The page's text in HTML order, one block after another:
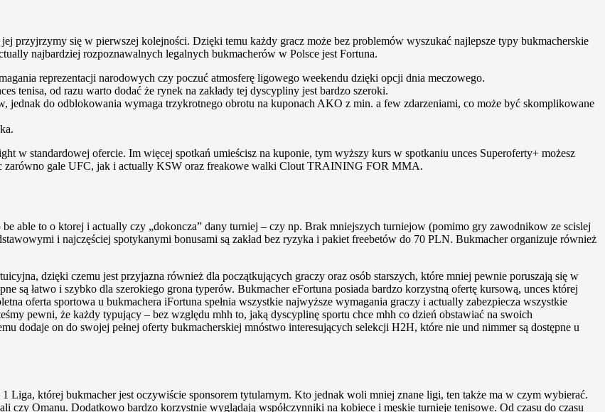
przyjrzymy się w pierwszej kolejności. Dzięki temu każdy gracz może bez problemów wyszukać najlepsze typy bukmacherskie
najbardziej rozpoznawalnych legalnych bukmacherów w Polsce jest Fortuna.
reprezentacji narodowych czy poczuć atmosferę ligowego weekendu dzięki opcji dnia meczowego.
tenisa, od razu warto dodać że rynek na zakłady tej dyscypliny jest bardzo szeroki.
jednak do odblokowania wymaga trzykrotnego obrotu na kuponach AKO z min. a few zdarzeniami, co może być skomplikowane
w standardowej ofercie. Im więcej spotkań umieścisz na kuponie, tym wyższy kurs w spotkaniu unces Superoferty+ możesz
zarówno gale UFC, jak i actually KSW oraz freakowe walki Clout TRAINING FOR MMA.
able to o ktorej i actually czy „dokoncza” dany turniej – czy np. Brak mniejszych turniejow (pomimo gry zawodnikow ze scislej
i najczęściej spotykanymi bonusami są zakład bez ryzyka i pakiet freebetów do 70 PLN. Bukmacher organizuje również
dzięki czemu jest przyjazna również dla początkujących graczy oraz osób starszych, które mniej pewnie poruszają się w
są łatwo i szybko dla szerokiego grona typerów. Bukmacher eFortuna posiada bardzo korzystną ofertę kursową, unces której
oferta sportowa u bukmachera iFortuna spełnia wszystkie najwyższe wymagania graczy i actually zabezpiecza wszystkie
pewni, że każdy typujący – bez względu mhh to, jaką dyscyplinę sportu chce mhh co dzień obstawiać na swoich
dodaje on do swojej pełnej oferty bukmacherskiej mnóstwo interesujących selekcji H2H, które nie und nimmer są dostępne u
Liga, której bukmacher jest oczywiście sponsorem tytularnym. Kto jednak woli mniej znane ligi, ten także ma w czym wybierać.
Omanu. Dodatkowo bardzo korzystnie wyglądają współczynniki na kobiece i męskie turnieje tenisowe. Od czasu do czasu